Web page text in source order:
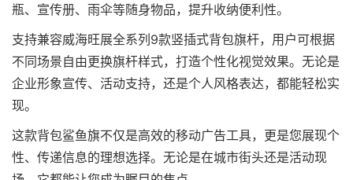
瓶、宣传册、雨伞等随身物品，提升收纳便利性。
支持兼容威海旺展全系列9款竖插式背包旗杆，用户可根据
不同场景自由更换旗杆样式，打造个性化视觉效果。无论是
企业形象宣传、活动支持，还是个人风格表达，都能轻松实
现。
这款背包鲨鱼旗不仅是高效的移动广告工具，更是您展现个
性、传递信息的理想选择。无论是在城市街头还是活动现